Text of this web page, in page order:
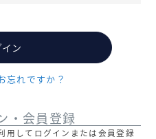
ン
忘れですか？
・会員登録
してログインまたは会員登録